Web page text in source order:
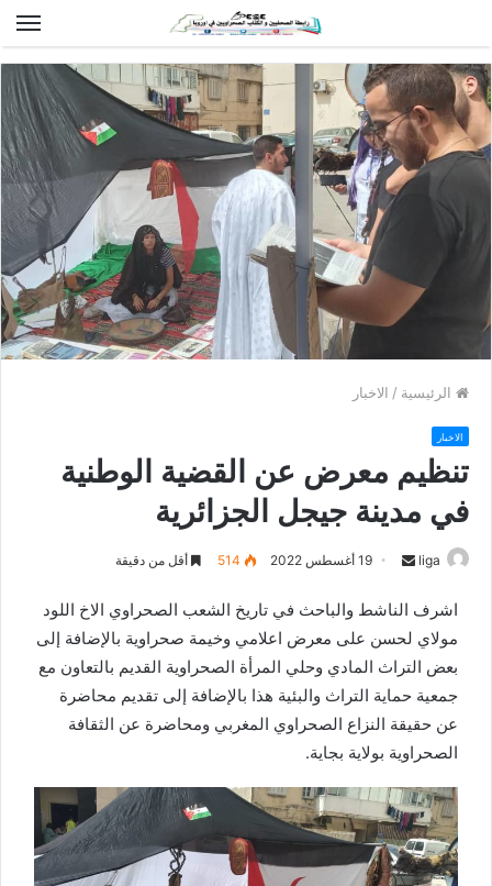
الرئيسية / الاخبار
الاخبار
تنظيم معرض عن القضية الوطنية
في مدينة جيجل الجزائرية
liga
n
d
a
n
e
i
l
19 أغسطس 2022 514 أقل من دقيقة
اشرف الناشط والباحث في تاريخ الشعب الصحراوي الاخ اللود
مولاي لحسن على معرض اعلامي وخيمة صحراوية بالإضافة إلى
بعض التراث المادي وحلي المرأة الصحراوية القديم بالتعاون مع
جمعية حماية التراث والبئية هذا بالإضافة إلى تقديم محاضرة
عن حقيقة النزاع الصحراوي المغربي ومحاضرة عن الثقافة
الصحراوية بولاية بجاية.